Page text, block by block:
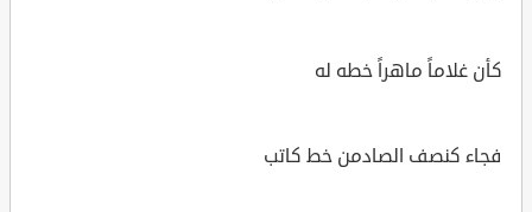
كأن غلاماً ماهراً خطه له
فجاء كنصف الصادمن خط كاتب